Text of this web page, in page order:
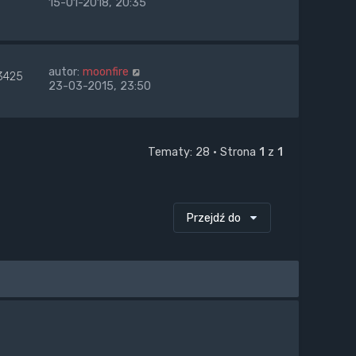
autor: moonfire
23-03-2015, 23:50
Tematy: 28 • Strona 1 z 1
Przejdź do